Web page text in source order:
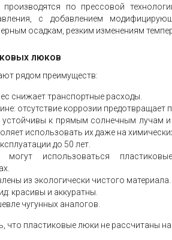
по прессовой
с добавлением
осадкам, резким изменениям
люков
рядом преимуществ:
снижает транспортные расходы.
отсутствие коррозии предотвращает
к прямым солнечным лучам
использовать их даже на
до 50 лет.
могут использоваться
из экологически чистого материала.
красивы и аккуратны.
чугунных аналогов.
что пластиковые люки не рассчитаны